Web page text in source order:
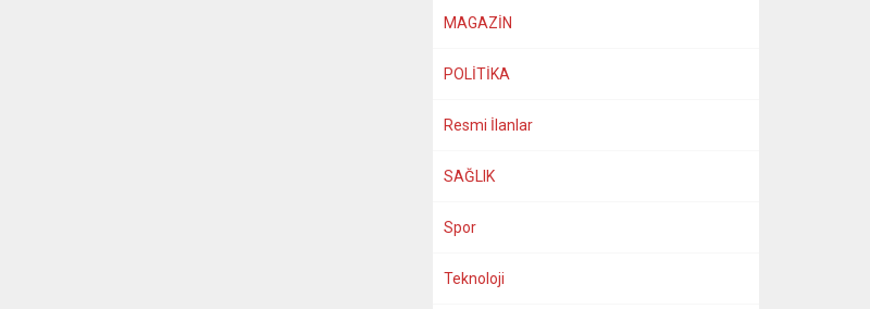
MAGAZİN
POLİTİKA
Resmi İlanlar
SAĞLIK
Spor
Teknoloji